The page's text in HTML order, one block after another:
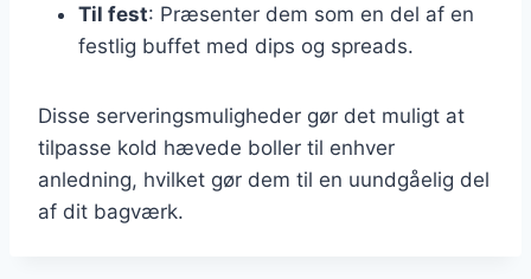
Til fest: Præsenter dem som en del af en
festlig buffet med dips og spreads.
Disse serveringsmuligheder gør det muligt at
tilpasse kold hævede boller til enhver
anledning, hvilket gør dem til en uundgåelig del
af dit bagværk.